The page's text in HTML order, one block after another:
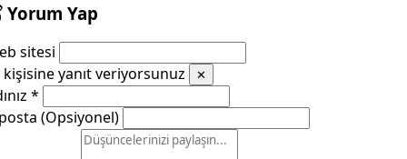
Yorum Yap
sitesi
kişisine yanıt veriyorsunuz
✕
*
(Opsiyonel)